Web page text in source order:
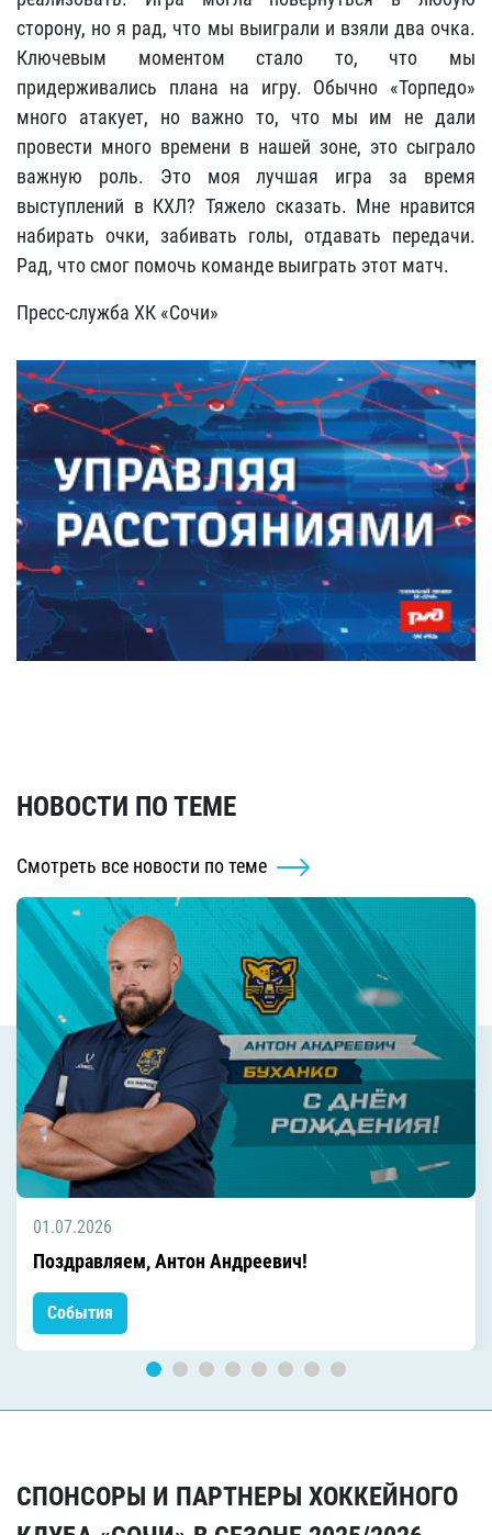
сторону, но я рад, что мы выиграли и взяли два очка.
Ключевым моментом стало то, что мы
придерживались плана на игру. Обычно «Торпедо»
много атакует, но важно то, что мы им не дали
провести много времени в нашей зоне, это сыграло
важную роль. Это моя лучшая игра за время
выступлений в КХЛ? Тяжело сказать. Мне нравится
набирать очки, забивать голы, отдавать передачи.
Рад, что смог помочь команде выиграть этот матч.
Пресс-служба ХК «Сочи»
НОВОСТИ ПО ТЕМЕ
Смотреть все новости по теме
01.07.2026
Поздравляем, Антон Андреевич!
События
СПОНСОРЫ И ПАРТНЕРЫ ХОККЕЙНОГО